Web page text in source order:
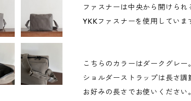
ファスナーは中央から開けられ
YKKファスナーを使用していま
こちらのカラーはダークグレー。
ショルダーストラップは長さ調
お好みの長さでお使いください。